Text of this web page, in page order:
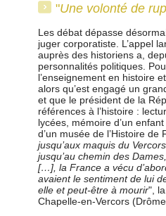
"Une volonté de
Les débat dépasse
juger corporatiste. L’appel
auprès des historiens a,
personnalités politiques.
l’enseignement en histoire
alors qu’est engagé un
et que le président de la
références à l’histoire :
lycées, mémoire d’un
d’un musée de l’Histoire
jusqu’aux maquis du
jusqu’au chemin des
[…], la France a vécu
avaient le sentiment de lui
elle et peut-être à mourir",
Chapelle-en-Vercors